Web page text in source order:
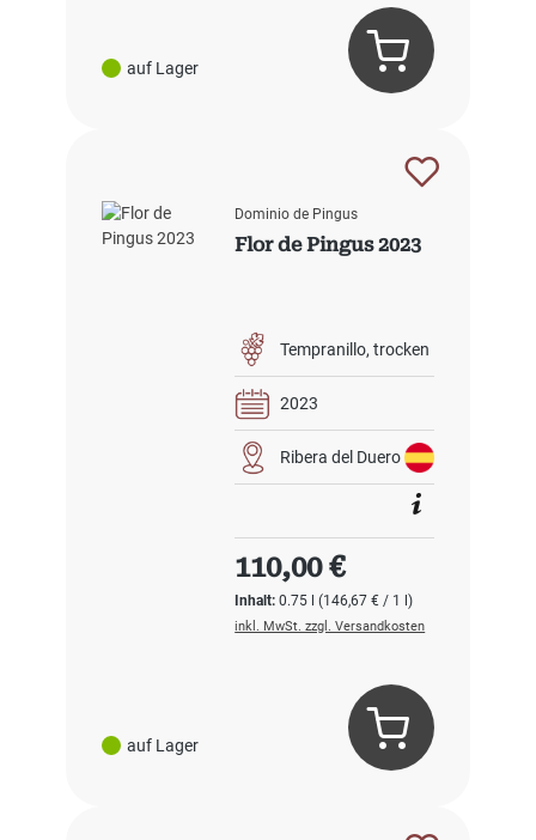
auf Lager
auf Lager
Dominio de Pingus
Flor de Pingus 2023
Tempranillo trocken
2023
Ribera del Duero
Inhalt:0.75 l(146,67 € / 1 l)
Regulärer Preis:
110,00 €
inkl. MwSt. zzgl. Versandkosten